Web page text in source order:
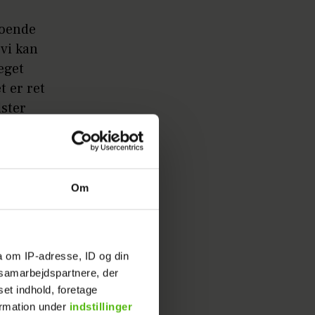
Om
om IP-adresse, ID og din
der
indhold, foretage
under indstillinger
kan
er ret
godt.